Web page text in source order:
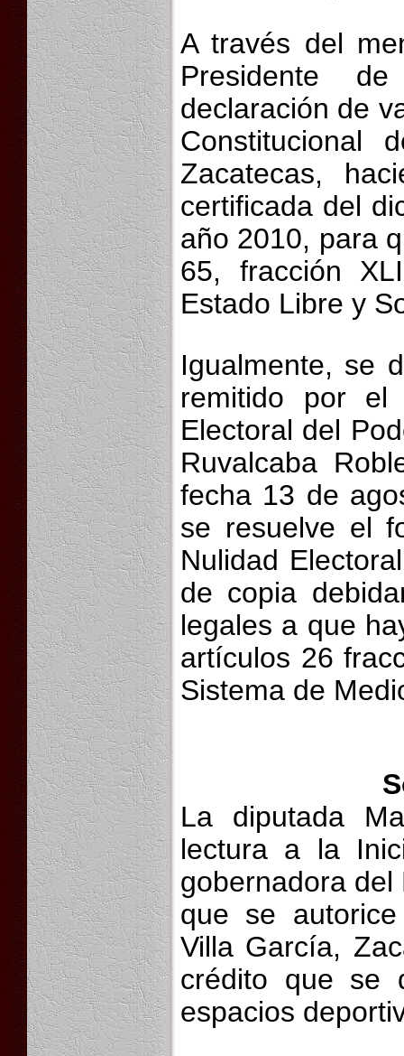
A través del
Presidente
declaración de
Constitucional
Zacatecas,
certificada del
año 2010, para
65, fracción
Estado Libre y
Igualmente, se
remitido por el
Electoral del
Ruvalcaba
fecha 13 de
se resuelve el
Nulidad
de copia
legales a que
artículos 26
Sistema de
La diputada
lectura a la
gobernadora
que se
Villa García,
crédito que se
espacios